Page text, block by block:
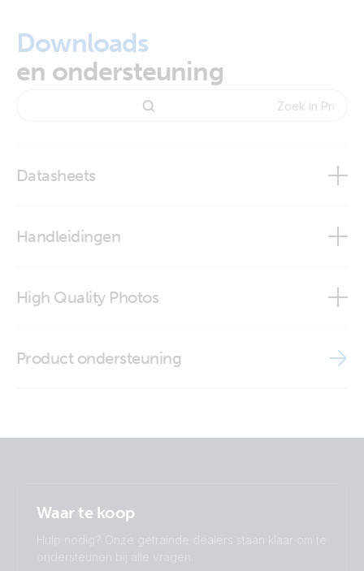
Downloads
en ondersteuning
Datasheets
Handleidingen
High Quality Photos
Product ondersteuning
Waar te koop
Hulp nodig? Onze getrainde dealers staan klaar om te
ondersteunen bij alle vragen.